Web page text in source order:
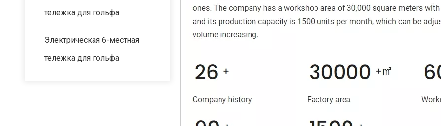
тележка для гольфа
Электрическая 6-местная
тележка для гольфа